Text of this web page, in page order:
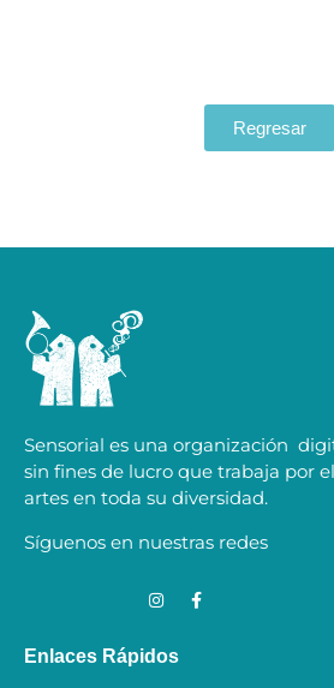
Regresar
Sensorial es una organización
sin fines de lucro que trabaja por
artes en toda su diversidad.
Síguenos en nuestras redes
Enlaces Rápidos